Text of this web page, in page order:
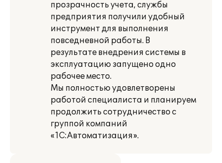
прозрачность учета, службы
предприятия получили удобный
инструмент для выполнения
повседневной работы. В
результате внедрения системы в
эксплуатацию запущено одно
рабочее место.
Мы полностью удовлетворены
работой специалиста и планируем
продолжить сотрудничество с
группой компаний
«1С:Автоматизация».